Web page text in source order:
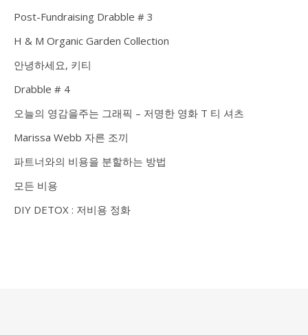
Post-Fundraising Drabble # 3
H & M Organic Garden Collection
안녕하세요, 키티
Drabble # 4
오늘의 영감을주는 그래픽 – 저명한 영화 T 티 셔츠
Marissa Webb 자른 조끼
파트너와의 비용을 분할하는 방법
모든 비용
DIY DETOX : 저비용 정화